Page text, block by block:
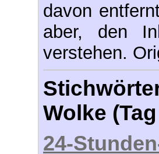
Wolke
24-
Stunden-
Admin Ältere